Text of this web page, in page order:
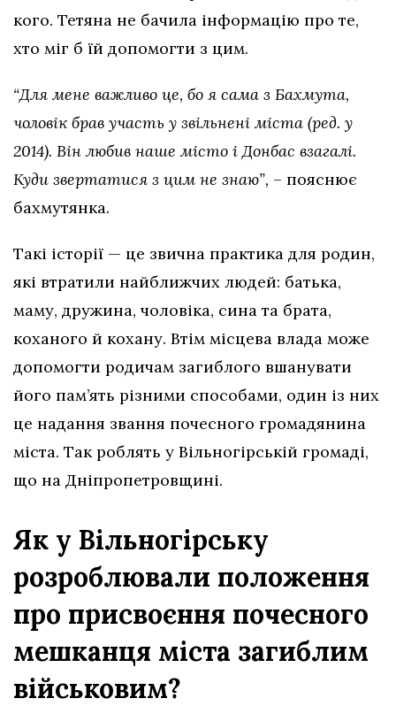
кого. Тетяна не бачила інформацію про те,
хто міг б їй допомогти з цим.
“Для мене важливо це, бо я сама з Бахмута,
чоловік брав участь у звільнені міста (ред. у
2014). Він любив наше місто і Донбас взагалі.
Куди звертатися з цим не знаю”, – пояснює
бахмутянка.
Такі історії — це звична практика для родин,
які втратили найближчих людей: батька,
маму, дружина, чоловіка, сина та брата,
коханого й кохану. Втім місцева влада може
допомогти родичам загиблого вшанувати
його пам’ять різними способами, один із них
це надання звання почесного громадянина
міста. Так роблять у Вільногірській громаді,
що на Дніпропетровщині.
Як у Вільногірську
розроблювали положення
про присвоєння почесного
мешканця міста загиблим
військовим?